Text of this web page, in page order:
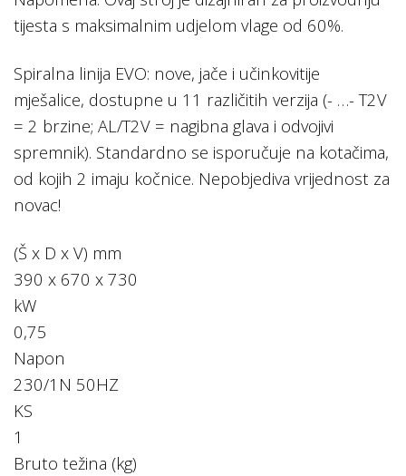
tijesta s maksimalnim udjelom vlage od 60%.
Spiralna linija EVO: nove, jače i učinkovitije
mješalice, dostupne u 11 različitih verzija (- …- T2V
= 2 brzine; AL/T2V = nagibna glava i odvojivi
spremnik). Standardno se isporučuje na kotačima,
od kojih 2 imaju kočnice. Nepobjediva vrijednost za
novac!
(Š x D x V) mm
390 x 670 x 730
kW
0,75
Napon
230/1N 50HZ
KS
1
Bruto težina (kg)